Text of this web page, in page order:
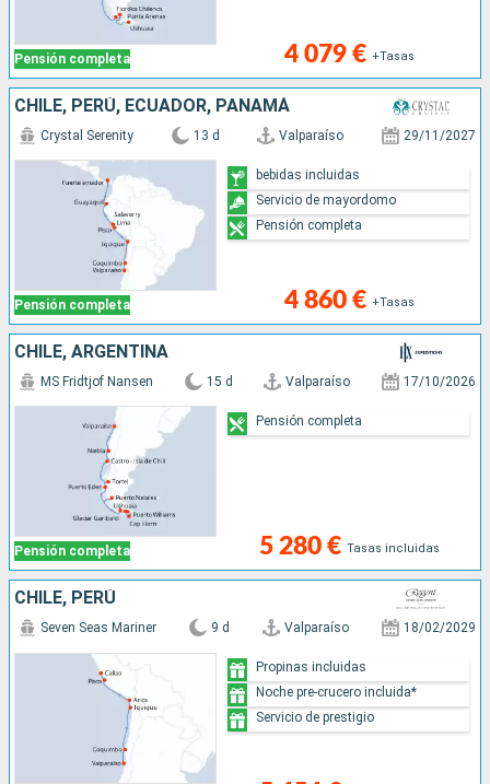
Pensión completa 4 079 € +Tasas
CHILE, PERÚ, ECUADOR, PANAMÁ
Pensión completa
Crystal Serenity 13 d Valparaíso 29/11/2027
4 860 € +Tasas
bebidas incluidas
Servicio de mayordomo
Pensión completa
CHILE, ARGENTINA
Pensión completa
MS Fridtjof Nansen 15 d Valparaíso 17/10/2026
5 280 € Tasas incluidas
Pensión completa
CHILE, PERÚ
Seven Seas Mariner 9 d Valparaíso 18/02/2029
Propinas incluidas
Noche pre-crucero incluida*
Servicio de prestigio